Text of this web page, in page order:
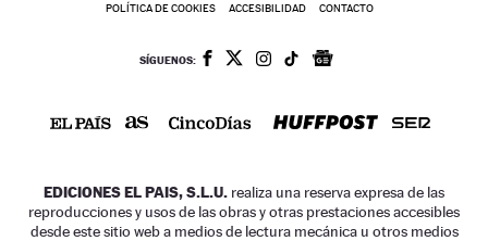
POLÍTICA DE COOKIES ACCESIBILIDAD CONTACTO
SÍGUENOS:
EDICIONES EL PAIS, S.L.U. realiza una reserva expresa de las
reproducciones y usos de las obras y otras prestaciones accesibles
desde este sitio web a medios de lectura mecánica u otros medios